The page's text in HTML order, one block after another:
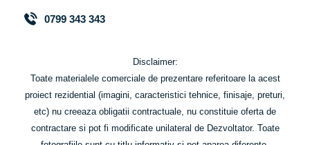
0799 343 343
Disclaimer:
Toate materialele comerciale de prezentare referitoare la acest
proiect rezidential (imagini, caracteristici tehnice, finisaje, preturi,
etc) nu creeaza obligatii contractuale, nu constituie oferta de
contractare si pot fi modificate unilateral de Dezvoltator. Toate